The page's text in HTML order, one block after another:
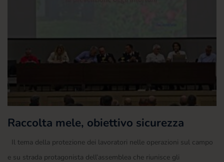
Raccolta mele, obiettivo sicurezza
Il tema della protezione dei lavoratori nelle operazioni sul campo
e su strada protagonista dell’assemblea che riunisce gli